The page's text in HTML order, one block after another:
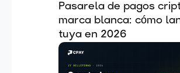
Pasarela de pagos
marca blanca: cómo
tuya en 2026